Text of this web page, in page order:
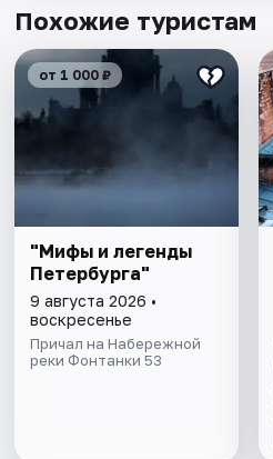
Похожие туристам
от 1 000 ₽
"Мифы и легенды
Петербурга"
9 августа 2026 •
воскресенье
Причал на Набережной
реки Фонтанки 53